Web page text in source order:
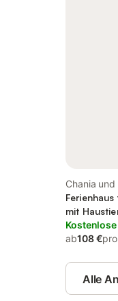
Chania
mit
ab108 €
Alle